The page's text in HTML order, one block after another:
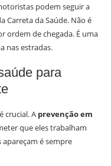
podem seguir a
Carreta da Saúde. Não é
ordem de chegada. É uma
nas estradas.
para
crucial. A prevenção em
que eles trabalham
é sempre